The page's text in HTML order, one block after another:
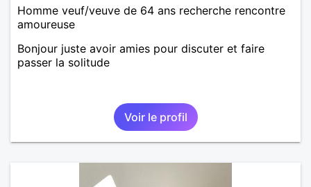
Homme veuf/veuve de 64 ans recherche rencontre
amoureuse
Bonjour juste avoir amies pour discuter et faire
passer la solitude
Voir le profil